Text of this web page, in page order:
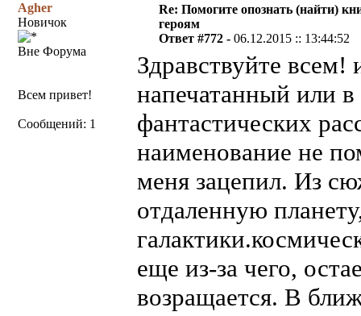
Agher
Новичок
Вне Форума
Всем привет!
Сообщений: 1
Re: Помогите опознать (найти)
героям
Ответ #772 -06.12.2015 :: 13:44:52
Здравствуйте всем!
напечатанный или
фантастических
наименование не
меня зацепил. Из
отдаленную
еще из-за чего,
возращается. В